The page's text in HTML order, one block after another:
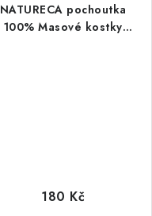
NATURECA pochoutka
100% Masové kostky
180 Kč